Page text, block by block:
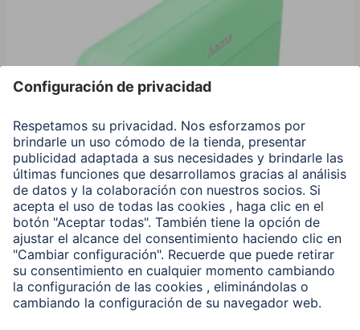
Hama Power Pack "Pocket 10", 10000 mAh, salidas:
2x USB-A, verde